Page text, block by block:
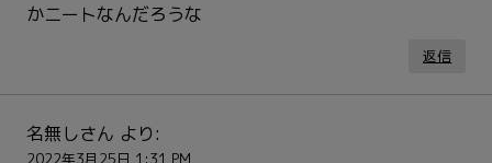
かニートなんだろうな
返信
名無しさん より:
2022年3月25日 1:31 PM